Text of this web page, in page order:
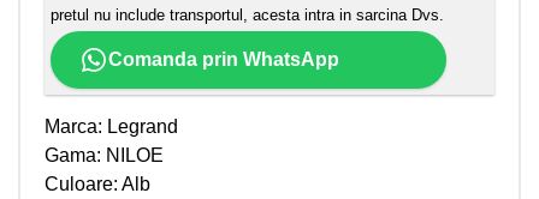
pretul nu include transportul, acesta intra in sarcina Dvs.
Comanda prin WhatsApp
Marca: Legrand
Gama: NILOE
Culoare: Alb